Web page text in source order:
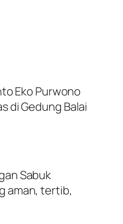
Eko Purwono
di Gedung Balai
Sabuk
aman, tertib,